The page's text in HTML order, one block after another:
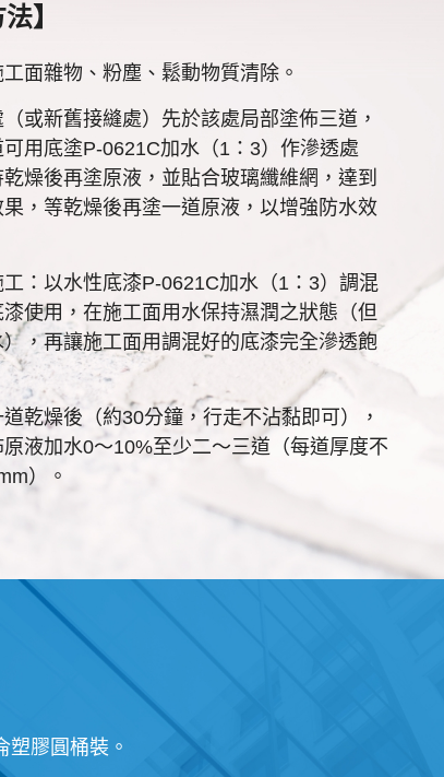
】
面雜物、粉塵、鬆動物質清除。
或新舊接縫處）先於該處局部塗佈三道，
可用底塗P-0621C加水（1：3）作滲透處
燥後再塗原液，並貼合玻璃纖維網，達到
，等乾燥後再塗一道原液，以增強防水效
：以水性底漆P-0621C加水（1：3）調混
漆使用，在施工面用水保持濕潤之狀態（但
），再讓施工面用調混好的底漆完全滲透飽
乾燥後（約30分鐘，行走不沾黏即可），
液加水0～10%至少二～三道（每道厚度不
）。
塑膠圓桶裝。